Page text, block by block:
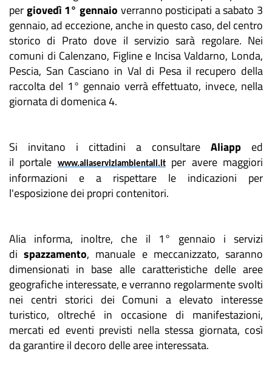
pergiovedì 1° gennaio verranno posticipati a sabato 3
gennaio, ad eccezione, anche in questo caso, del centro
storico di Prato dove il servizio sarà regolare. Nei
comuni di Calenzano, Figline e Incisa Valdarno, Londa,
Pescia, San Casciano in Val di Pesa il recupero della
raccolta del 1° gennaio verrà effettuato, invece, nella
giornata di domenica 4.
Si invitano i cittadini a consultare Aliapp ed
il portale
www.aliaserviziambientali.itper avere maggiori
informazioni e a rispettare le indicazioni per
l'esposizione dei propri contenitori.
Alia informa, inoltre, che il 1° gennaio i servizi
dispazzamento, manuale e meccanizzato, saranno
dimensionati in base alle caratteristiche delle aree
geografiche interessate, e verranno regolarmente svolti
nei centri storici dei Comuni a elevato interesse
turistico, oltreché in occasione di manifestazioni,
mercati ed eventi previsti nella stessa giornata, così
da garantire il decoro delle aree interessata.